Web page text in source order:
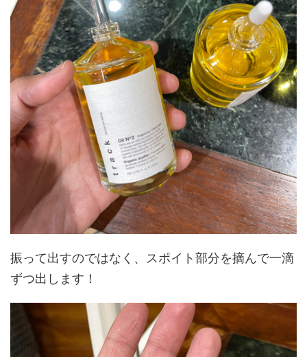
振って出すのではなく、スポイト部分を摘んで一滴
ずつ出します！